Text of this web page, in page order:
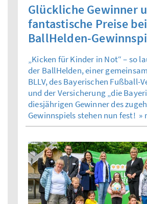
Glückliche Gewinner
fantastische Preise
BallHelden-
„Kicken für Kinder in Not“ – so
der BallHelden, einer
BLLV, des Bayerischen Fußball-
und der Versicherung „die
diesjährigen Gewinner des
Gewinnspiels stehen nun fest! »